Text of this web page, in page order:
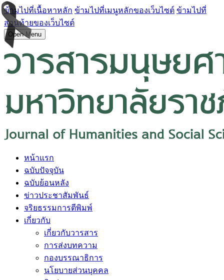
ข้ามไปที่เนื้อหาหลัก ข้ามไปที่เมนูหลักของเว็บไซต์ ข้ามไปที่
ส่วนท้ายของเว็บไซต์
Open Menu
หน้าแรก
ฉบับปัจจุบัน
ฉบับย้อนหลัง
ข่าวประชาสัมพันธ์
จริยธรรมการตีพิมพ์
เกี่ยวกับ
เกี่ยวกับวารสาร
การส่งบทความ
กองบรรณาธิการ
นโยบายส่วนบุคคล